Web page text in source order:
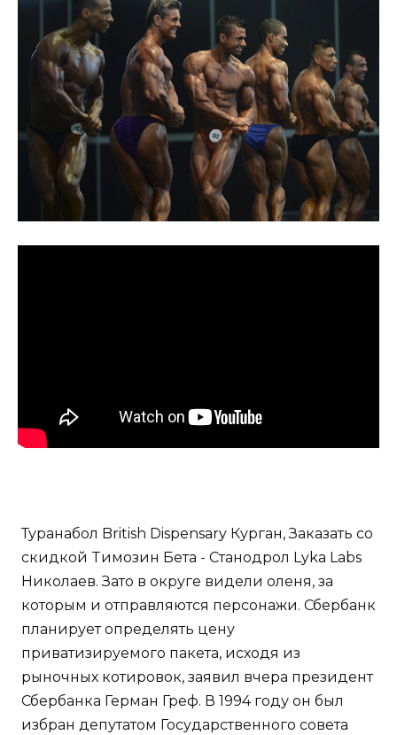
Туранабол British Dispensary Курган, Заказать со
скидкой Tимозин Бета - Станодрол Lyka Labs
Николаев. Зато в округе видели оленя, за
которым и отправляются персонажи. Сбербанк
планирует определять цену
приватизируемого пакета, исходя из
рыночных котировок, заявил вчера президент
Сбербанка Герман Греф. В 1994 году он был
избран депутатом Государственного совета